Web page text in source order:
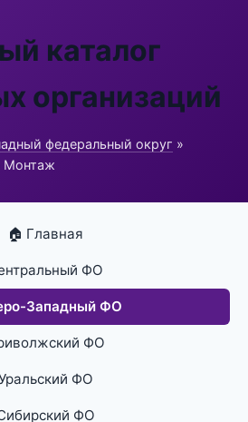
каталог
организаций
федеральный округ »
Монтаж
🏠 Главная
ФО
Западный ФО
ФО
ФО
ФО